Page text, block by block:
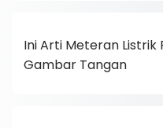
Ini Arti Meteran Listrik
Gambar Tangan